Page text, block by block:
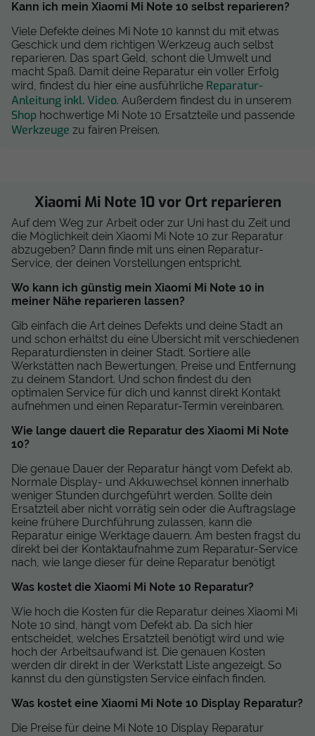
Kann ich mein Xiaomi Mi Note 10 selbst reparieren?
Viele Defekte deines Mi Note 10 kannst du mit etwas
Geschick und dem richtigen Werkzeug auch selbst
reparieren. Das spart Geld, schont die Umwelt und
macht Spaß. Damit deine Reparatur ein voller Erfolg
wird, findest du hier eine ausführliche Reparatur-
Anleitung inkl. Video. Außerdem findest du in unserem
Shop hochwertige Mi Note 10 Ersatzteile und passende
Werkzeuge zu fairen Preisen.
Xiaomi Mi Note 10 vor Ort reparieren
Auf dem Weg zur Arbeit oder zur Uni hast du Zeit und
die Möglichkeit dein Xiaomi Mi Note 10 zur Reparatur
abzugeben? Dann finde mit uns einen Reparatur-
Service, der deinen Vorstellungen entspricht.
Wo kann ich günstig mein Xiaomi Mi Note 10 in
meiner Nähe reparieren lassen?
Gib einfach die Art deines Defekts und deine Stadt an
und schon erhältst du eine Übersicht mit verschiedenen
Reparaturdiensten in deiner Stadt. Sortiere alle
Werkstätten nach Bewertungen, Preise und Entfernung
zu deinem Standort. Und schon findest du den
optimalen Service für dich und kannst direkt Kontakt
aufnehmen und einen Reparatur-Termin vereinbaren.
Wie lange dauert die Reparatur des Xiaomi Mi Note
10?
Die genaue Dauer der Reparatur hängt vom Defekt ab.
Normale Display- und Akkuwechsel können innerhalb
weniger Stunden durchgeführt werden. Sollte dein
Ersatzteil aber nicht vorrätig sein oder die Auftragslage
keine frühere Durchführung zulassen, kann die
Reparatur einige Werktage dauern. Am besten fragst du
direkt bei der Kontaktaufnahme zum Reparatur-Service
nach, wie lange dieser für deine Reparatur benötigt
Was kostet die Xiaomi Mi Note 10 Reparatur?
Wie hoch die Kosten für die Reparatur deines Xiaomi Mi
Note 10 sind, hängt vom Defekt ab. Da sich hier
entscheidet, welches Ersatzteil benötigt wird und wie
hoch der Arbeitsaufwand ist. Die genauen Kosten
werden dir direkt in der Werkstatt Liste angezeigt. So
kannst du den günstigsten Service einfach finden.
Was kostet eine Xiaomi Mi Note 10 Display Reparatur?
Die Preise für deine Mi Note 10 Display Reparatur